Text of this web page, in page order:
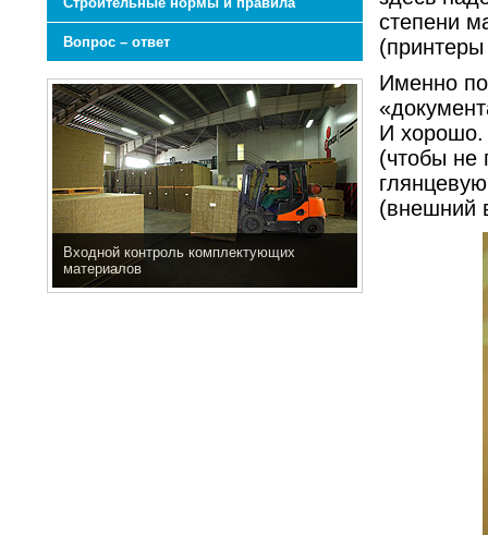
Вопрос – ответ
Входной контроль комплектующих
материалов
степени
Именно
И хорошо.
(чтобы не
(внешний